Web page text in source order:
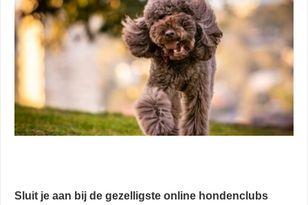
Sluit je aan bij de gezelligste online hondenclubs